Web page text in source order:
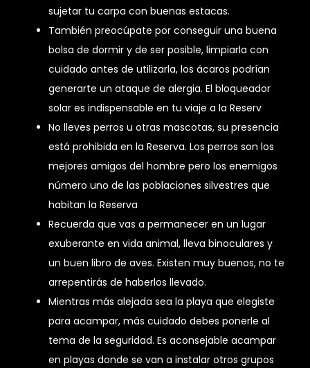
sujetar tu carpa con buenas estacas.
También preocúpate por conseguir una buena
bolsa de dormir y de ser posible, limpiarla con
cuidado antes de utilizarla, los ácaros podrían
generarte un ataque de alergia. El bloqueador
solar es indispensable en tu viaje a la Reserv
No lleves perros u otras mascotas, su presencia
está prohibida en la Reserva. Los perros son los
mejores amigos del hombre pero los enemigos
número uno de las poblaciones silvestres que
habitan la Reserva
Recuerda que vas a permanecer en un lugar
exuberante en vida animal, lleva binoculares y
un buen libro de aves. Existen muy buenos, no te
arrepentirás de haberlos llevado.
Mientras más alejada sea la playa que elegiste
para acampar, más cuidado debes ponerle al
tema de la seguridad. Es aconsejable acampar
en playas donde se van a instalar otros grupos